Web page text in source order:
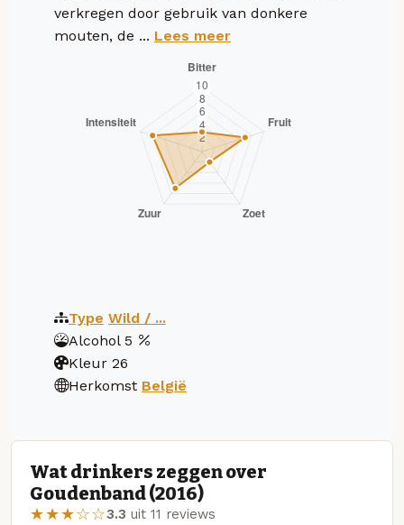
verkregen door gebruik van donkere
mouten, de ... Lees meer
Type Wild / ...
Alcohol 5
Kleur 26
Herkomst België
Wat drinkers zeggen over
Goudenband (2016)
★★★☆☆3.3 uit 11 reviews